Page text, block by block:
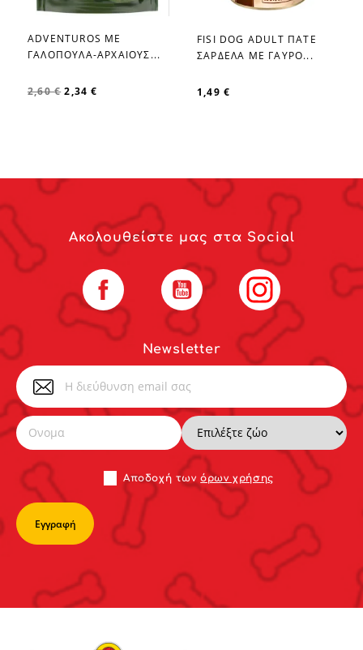
favorite_border
ADVENTUROS ΜΕ
ΓΑΛΟΠΟΥΛΑ-ΑΡΧΑΙΟΥΣ...
2,60 € 2,34 €
favorite_border
FISI DOG ADULT ΠΑΤΕ
ΣΑΡΔΕΛΑ ΜΕ ΓΑΥΡΟ...
1,49 €
Newsletter
Αποδoχή τωνόρων χρήσης
Ακολουθείστε μας στα Social
Facebook YouTube Instagram